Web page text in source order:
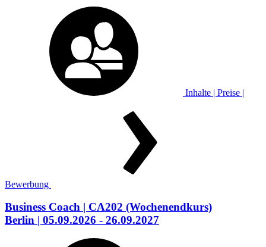
Inhalte | Preise |
Bewerbung
Business Coach | CA202 (Wochenendkurs)
Berlin | 05.09.2026 - 26.09.2027